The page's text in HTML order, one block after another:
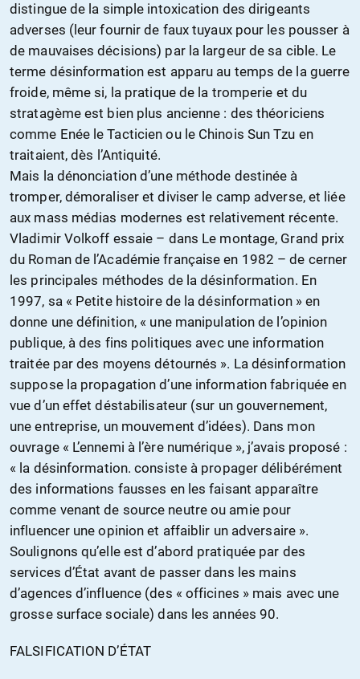
distingue de la simple intoxication des dirigeants
adverses (leur fournir de faux tuyaux pour les pousser à
de mauvaises décisions) par la largeur de sa cible. Le
terme désinformation est apparu au temps de la guerre
froide, même si, la pratique de la tromperie et du
stratagème est bien plus ancienne : des théoriciens
comme Enée le Tacticien ou le Chinois Sun Tzu en
traitaient, dès l’Antiquité.
Mais la dénonciation d’une méthode destinée à
tromper, démoraliser et diviser le camp adverse, et liée
aux mass médias modernes est relativement récente.
Vladimir Volkoff essaie – dans Le montage, Grand prix
du Roman de l’Académie française en 1982 – de cerner
les principales méthodes de la désinformation. En
1997, sa « Petite histoire de la désinformation » en
donne une définition, « une manipulation de l’opinion
publique, à des fins politiques avec une information
traitée par des moyens détournés ». La désinformation
suppose la propagation d’une information fabriquée en
vue d’un effet déstabilisateur (sur un gouvernement,
une entreprise, un mouvement d’idées). Dans mon
ouvrage « L’ennemi à l’ère numérique », j’avais proposé :
« la désinformation. consiste à propager délibérément
des informations fausses en les faisant apparaître
comme venant de source neutre ou amie pour
influencer une opinion et affaiblir un adversaire ».
Soulignons qu’elle est d’abord pratiquée par des
services d’État avant de passer dans les mains
d’agences d’influence (des « officines » mais avec une
grosse surface sociale) dans les années 90.
FALSIFICATION D’ÉTAT